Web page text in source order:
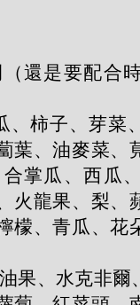
還是要配合
柿子、芽菜
葉、油麥菜、
掌瓜、西瓜
火龍果、梨、
檬、青瓜、花
果、水克非爾